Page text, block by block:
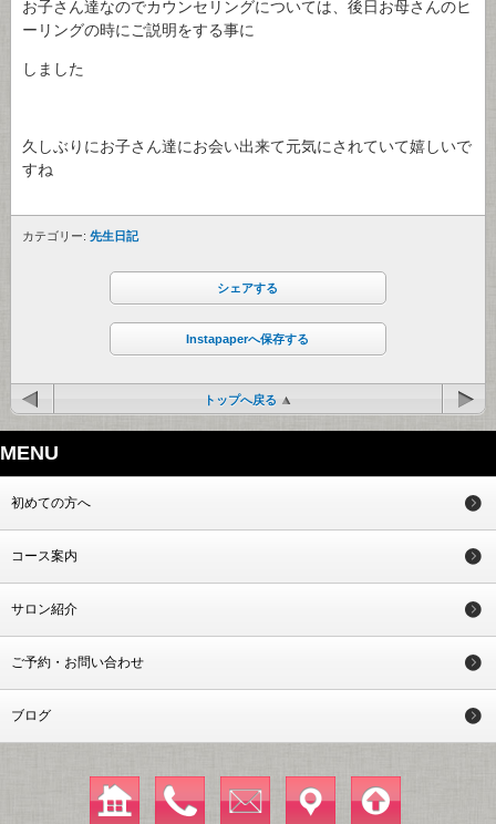
お子さん達なのでカウンセリングについては、後日お母さんのヒ
ーリングの時にご説明をする事に
しました
久しぶりにお子さん達にお会い出来て元気にされていて嬉しいで
すね
カテゴリー: 先生日記
シェアする
Instapaperへ保存する
トップへ戻る
MENU
初めての方へ
コース案内
サロン紹介
ご予約・お問い合わせ
ブログ